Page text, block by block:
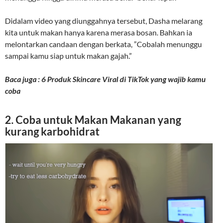
Didalam video yang diunggahnya tersebut, Dasha melarang
kita untuk makan hanya karena merasa bosan. Bahkan ia
melontarkan candaan dengan berkata, ”Cobalah menunggu
sampai kamu siap untuk makan gajah.”
Baca juga : 6 Produk Skincare Viral di TikTok yang wajib kamu
coba
2. Coba untuk Makan Makanan yang
kurang karbohidrat